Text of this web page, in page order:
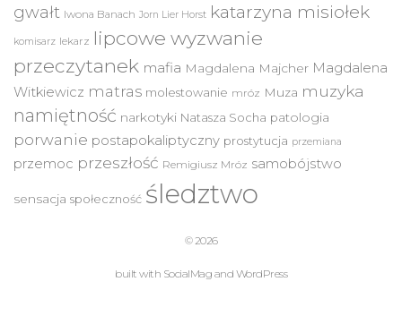
gwałt Iwona Banach Jorn Lier Horst katarzyna misiołek
komisarz lekarz lipcowe wyzwanie
przeczytanek mafia Magdalena Majcher Magdalena
Witkiewicz matras molestowanie mróz Muza muzyka
namiętność narkotyki Natasza Socha patologia
porwanie postapokaliptyczny prostytucja przemiana
przemoc przeszłość Remigiusz Mróz samobójstwo
sensacja społeczność śledztwo
© 2026
built with SocialMag and WordPress